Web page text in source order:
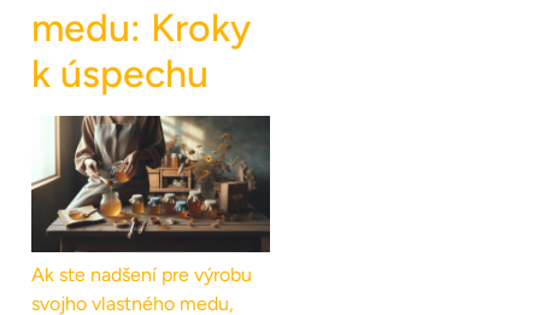
medu: Kroky
k úspechu
Ak ste nadšení pre výrobu
svojho vlastného medu,